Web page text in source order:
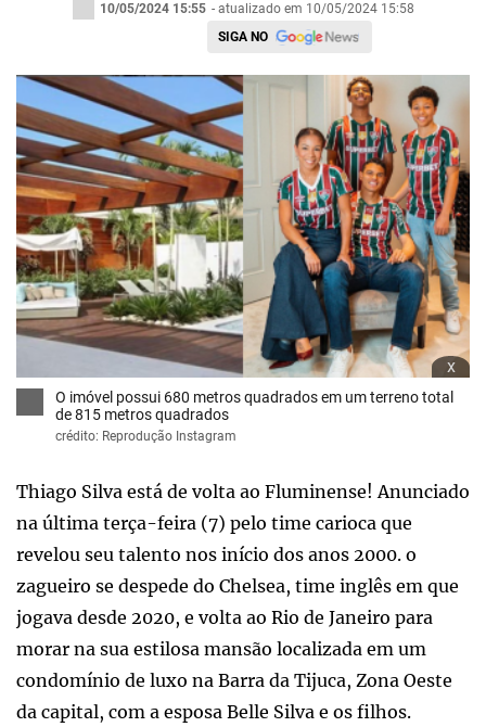
10/05/2024 15:55 - atualizado em 10/05/2024 15:58
SIGA NO
x
O imóvel possui 680 metros quadrados em um terreno total
de 815 metros quadrados
crédito: Reprodução Instagram
Thiago Silva está de volta ao Fluminense! Anunciado
na última terça-feira (7) pelo time carioca que
revelou seu talento nos início dos anos 2000. o
zagueiro se despede do Chelsea, time inglês em que
jogava desde 2020, e volta ao Rio de Janeiro para
morar na sua estilosa mansão localizada em um
condomínio de luxo na Barra da Tijuca, Zona Oeste
da capital, com a esposa Belle Silva e os filhos.